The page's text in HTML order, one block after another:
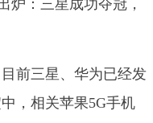
前三星、华为已经发
，相关苹果5G手机